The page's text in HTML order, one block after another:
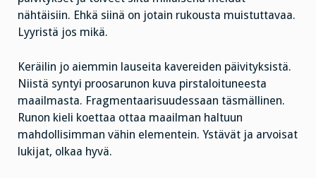
nähtäisiin. Ehkä siinä on jotain rukousta muistuttavaa.
Lyyristä jos mikä.
Keräilin jo aiemmin lauseita kavereiden päivityksistä.
Niistä syntyi proosarunon kuva pirstaloituneesta
maailmasta. Fragmentaarisuudessaan täsmällinen.
Runon kieli koettaa ottaa maailman haltuun
mahdollisimman vähin elementein. Ystävät ja arvoisat
lukijat, olkaa hyvä.